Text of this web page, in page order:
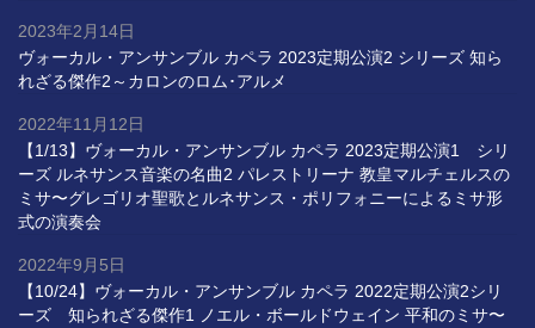
ヴォーカル・アンサンブル カペラ 2023定期公演2 シリーズ 知ら
れざる傑作2～カロンのロム･アルメ
2023年2月14日
【1/13】ヴォーカル・アンサンブル カペラ 2023定期公演1 シリ
ーズ ルネサンス音楽の名曲2 パレストリーナ 教皇マルチェルスの
ミサ〜グレゴリオ聖歌とルネサンス・ポリフォニーによるミサ形
式の演奏会
2022年11月12日
【10/24】ヴォーカル・アンサンブル カペラ 2022定期公演2シリ
ーズ 知られざる傑作1 ノエル・ボールドウェイン 平和のミサ〜
2022年9月5日